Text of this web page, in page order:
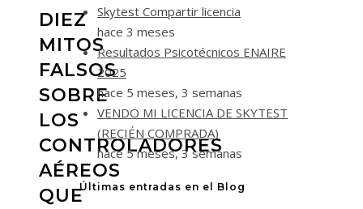
DIEZ
MITOS
FALSOS
SOBRE
LOS
CONTROLADORES
AÉREOS
QUE
Skytest Compartir licencia
hace 3 meses
Resultados Psicotécnicos ENAIRE
2025
hace 5 meses, 3 semanas
VENDO MI LICENCIA DE SKYTEST
(RECIÉN COMPRADA)
hace 5 meses, 3 semanas
Últimas entradas en el Blog